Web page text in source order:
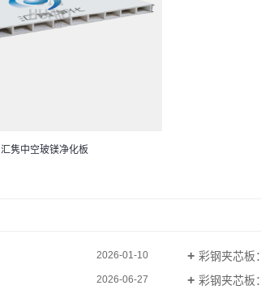
汇隽中空玻镁净化板
2026-01-10 彩钢夹芯板
2026-06-27 彩钢夹芯板